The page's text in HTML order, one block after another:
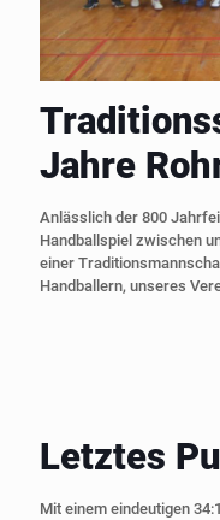
Jahre
Anlässlich der 800
Handballspiel zwischen
einer
Handballern, unseres
Letztes
Mit einem eindeutigen